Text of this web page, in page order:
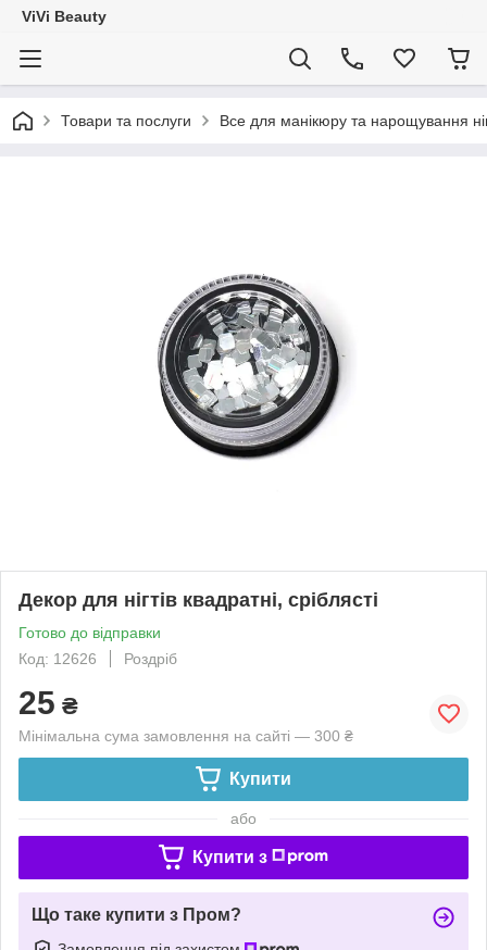
ViVi Beauty
Товари та послуги Все для манікюру та нарощування
Декор для нігтів квадратні, сріблясті
Готово до відправки
Код: 12626
Роздріб
25 ₴
Мінімальна сума замовлення на сайті — 300 ₴
Купити
або
Купити з
Що таке купити з Пром?